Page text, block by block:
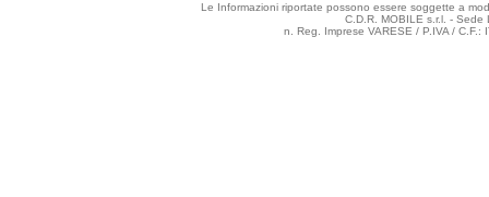
Le Informazioni riportate possono essere soggette a
C.D.R. MOBILE s.r.l. -
n. Reg. Imprese VARESE / P.IVA /